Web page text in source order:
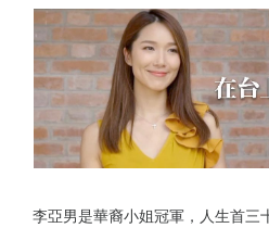
李亞男是華裔小姐冠軍，人生首三